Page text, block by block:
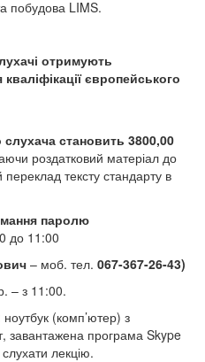
побудова LIMS.
отримують
європейського
слухача становить 3800,00
роздатковий матеріал до
переклад тексту стандарту в
паролю
до 11:00
– моб. тел. 067-367-26-43)
– з 11:00.
(комп’ютер) з
завантажена програма Skype
лекцію.